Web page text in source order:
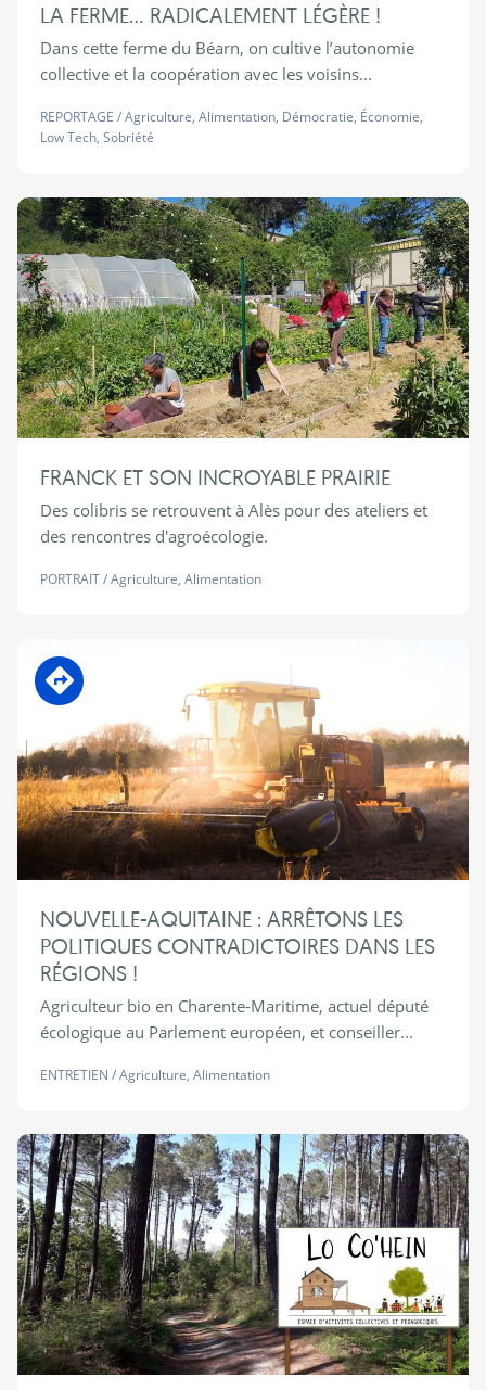
LA FERME… RADICALEMENT LÉGÈRE !
Dans cette ferme du Béarn, on cultive l’autonomie
collective et la coopération avec les voisins...
REPORTAGE /Agriculture, Alimentation, Démocratie, Économie,
Low Tech, Sobriété
FRANCK ET SON INCROYABLE PRAIRIE
Des colibris se retrouvent à Alès pour des ateliers et
des rencontres d'agroécologie.
PORTRAIT/Agriculture, Alimentation
En transition
NOUVELLE-AQUITAINE : ARRÊTONS LES
POLITIQUES CONTRADICTOIRES DANS LES
RÉGIONS !
Agriculteur bio en Charente-Maritime, actuel député
écologique au Parlement européen, et conseiller...
ENTRETIEN /Agriculture, Alimentation